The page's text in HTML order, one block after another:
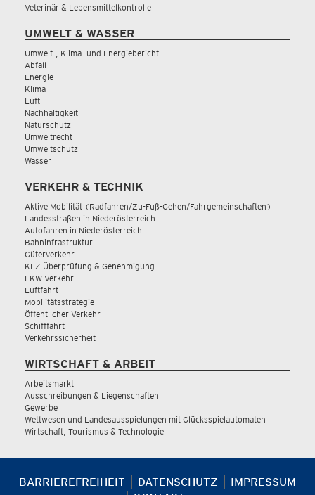
Veterinär & Lebensmittelkontrolle
UMWELT & WASSER
Umwelt-, Klima- und Energiebericht
Abfall
Energie
Klima
Luft
Nachhaltigkeit
Naturschutz
Umweltrecht
Umweltschutz
Wasser
VERKEHR & TECHNIK
Aktive Mobilität (Radfahren/Zu-Fuß-Gehen/Fahrgemeinschaften)
Landesstraßen in Niederösterreich
Autofahren in Niederösterreich
Bahninfrastruktur
Güterverkehr
KFZ-Überprüfung & Genehmigung
LKW Verkehr
Luftfahrt
Mobilitätsstrategie
Öffentlicher Verkehr
Schifffahrt
Verkehrssicherheit
WIRTSCHAFT & ARBEIT
Arbeitsmarkt
Ausschreibungen & Liegenschaften
Gewerbe
Wettwesen und Landesausspielungen mit Glücksspielautomaten
Wirtschaft, Tourismus & Technologie
BARRIEREFREIHEIT DATENSCHUTZ
IMPRESSUM